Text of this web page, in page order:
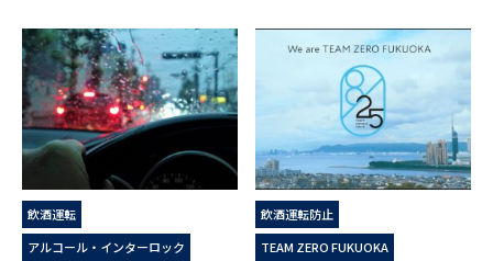
飲酒運転
アルコール・インターロック
飲酒運転防止
TEAM ZERO FUKUOKA